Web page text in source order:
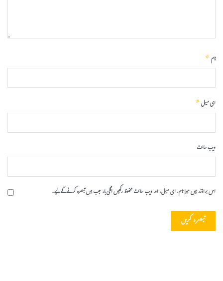
نام*
ای میل*
ویب‌ سائٹ
اس براؤزر میں میرا نام، ای میل، اور ویب سائٹ محفوظ رکھیں اگلی بار جب میں تبصرہ کرنے کےلیے۔